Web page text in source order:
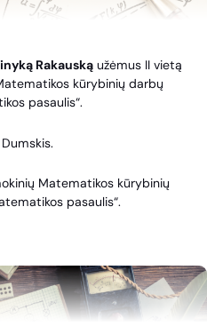
Rakauską užėmus II vietą
kūrybinių darbų
pasaulis“.
Matematikos kūrybinių
pasaulis“.